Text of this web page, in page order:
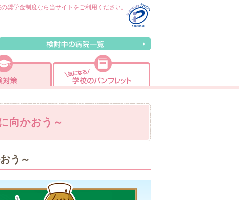
向かおう～
院の奨学金制度なら当サイトをご利用ください。
受験対策 気になる学校のパンフレット
う～